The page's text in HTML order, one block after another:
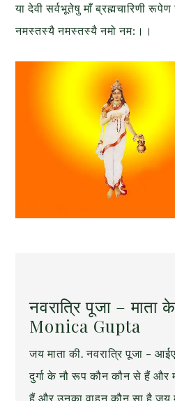
या देवी सर्वभू‍तेषु माँ ब्रह्मचारिणी
नमस्तस्यै नमस्तस्यै नमो नम:।।
नवरात्रि पूजा – माता
Monica Gupta
जय माता की. नवरात्रि पूजा –
दुर्गा के नौ रूप कौन कौन से हैं और
हैं और उनका वाहन कौन सा है.जय